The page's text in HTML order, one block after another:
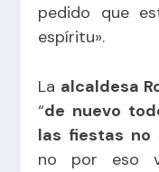
pedido que
espíritu».
La alcaldesa
“de nuevo
las fiestas no
no por eso